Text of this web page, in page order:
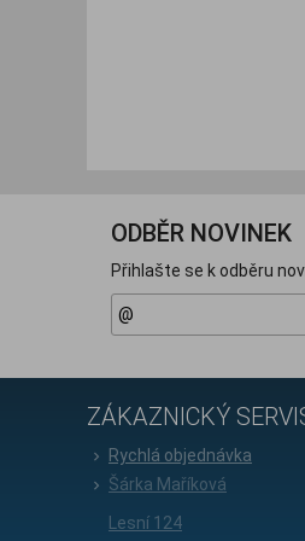
ODBĚR NOVINEK
Přihlašte se k odběru
ZÁKAZNICKÝ
Rychlá objednávka
Šárka Maříková
Lesní 124